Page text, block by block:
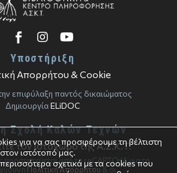
Υποστήριξη
Απορρήτου & Cookie
επιφύλαξη παντός δικαιώματος
ΔημιουργίαELiDOC
Σχολή Καλών Τεχνών
τον ιστοχώρο της Α.Σ.Κ.Τ.
προστατεύεται από το reCAPTCHA για το
ηΠολιτική Απορρήτου& οι
για να σας προσφέρουμε τη βέλτιστη
ιστότοπό μας.
σχετικά με τα cookies που